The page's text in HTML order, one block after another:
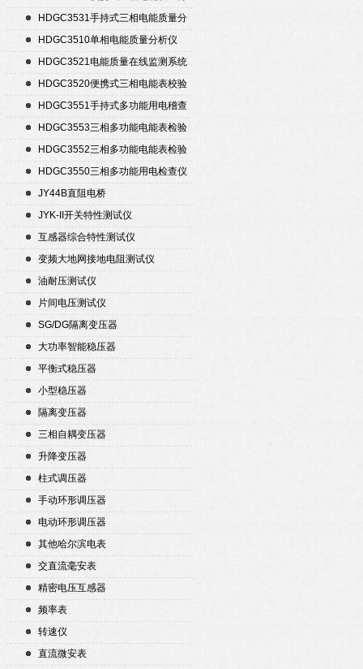
析仪
HDGC3531手持式三相电能质量分
析仪
HDGC3510单相电能质量分析仪
HDGC3521电能质量在线监测系统
HDGC3520便携式三相电能表校验
仪
HDGC3551手持式多功能用电稽查
仪
HDGC3553三相多功能电能表检验
装置
HDGC3552三相多功能电能表检验
装置
HDGC3550三相多功能用电检查仪
JY44B直阻电桥
JYK-II开关特性测试仪
互感器综合特性测试仪
变频大地网接地电阻测试仪
油耐压测试仪
片间电压测试仪
SG/DG隔离变压器
大功率智能稳压器
平衡式稳压器
小型稳压器
隔离变压器
三相自耦变压器
升降变压器
柱式调压器
手动环形调压器
电动环形调压器
其他哈尔滨电表
交直流毫安表
精密电压互感器
频率表
转速仪
直流微安表